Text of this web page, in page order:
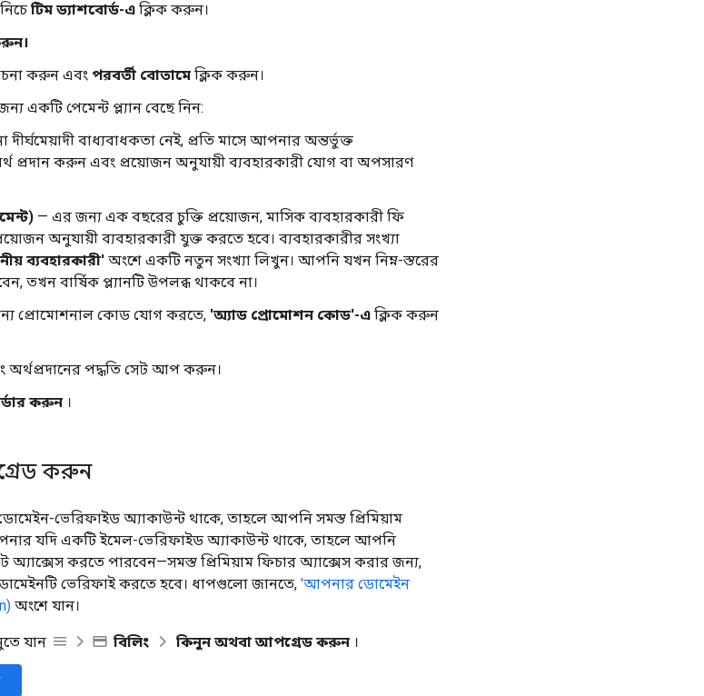
টিম ড্যাশবোর্ড-এ ক্লিক করুন।
করুন এবং পরবর্তী বোতামে ক্লিক করুন।
একটি পেমেন্ট প্ল্যান বেছে নিন:
বাধ্যবাধকতা নেই, প্রতি মাসে আপনার অন্তর্ভুক্ত
প্রদান করুন এবং প্রয়োজন অনুযায়ী ব্যবহারকারী যোগ বা অপসারণ
— এর জন্য এক বছরের চুক্তি প্রয়োজন, মাসিক ব্যবহারকারী ফি
অনুযায়ী ব্যবহারকারী যুক্ত করতে হবে। ব্যবহারকারীর সংখ্যা
ব্যবহারকারী' অংশে একটি নতুন সংখ্যা লিখুন। আপনি যখন নিম্ন-স্তরের
তখন বার্ষিক প্ল্যানটি উপলব্ধ থাকবে না।
প্রোমোশনাল কোড যোগ করতে, 'অ্যাড প্রোমোশন কোড'-এ ক্লিক করুন
অর্থপ্রদানের পদ্ধতি সেট আপ করুন।
করুন ।
করুন
ভেরিফাইড অ্যাকাউন্ট থাকে, তাহলে আপনি সমস্ত প্রিমিয়াম
যদি একটি ইমেল-ভেরিফাইড অ্যাকাউন্ট থাকে, তাহলে আপনি
করতে পারবেন—সমস্ত প্রিমিয়াম ফিচার অ্যাক্সেস করার জন্য,
ভেরিফাই করতে হবে। ধাপগুলো জানতে, 'আপনার ডোমেইন
অংশে যান।
যান বিলিং কিনুন অথবা আপগ্রেড করুন ।